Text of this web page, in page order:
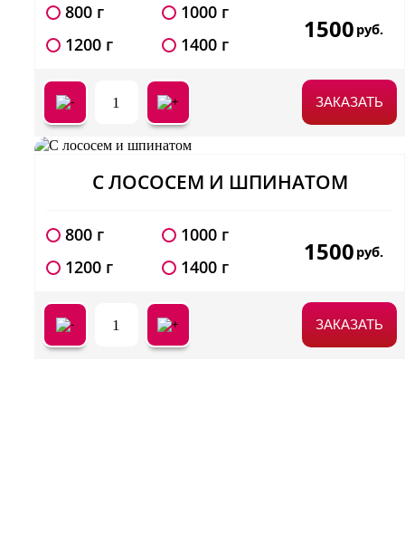
800 г
1000 г
1200 г
1400 г
1500 руб.
1 ЗАКАЗАТЬ
С ЛОСОСЕМ И ШПИНАТОМ
800 г
1000 г
1200 г
1400 г
1500 руб.
1 ЗАКАЗАТЬ